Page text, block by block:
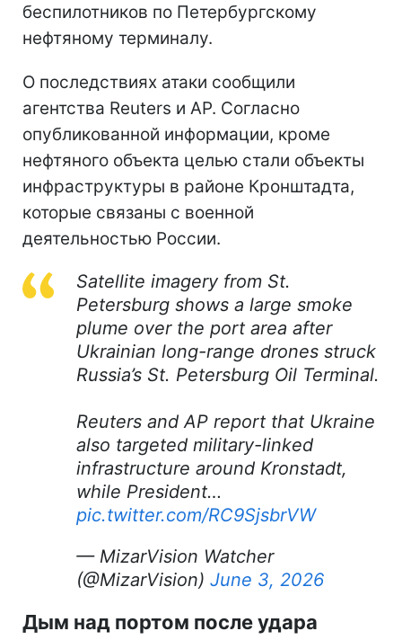
беспилотников по Петербургскому
нефтяному терминалу.
О последствиях атаки сообщили
агентства Reuters и AP. Согласно
опубликованной информации, кроме
нефтяного объекта целью стали объекты
инфраструктуры в районе Кронштадта,
которые связаны с военной
деятельностью России.
Satellite imagery from St.
Petersburg shows a large smoke
plume over the port area after
Ukrainian long-range drones struck
Russia’s St. Petersburg Oil Terminal.
Reuters and AP report that Ukraine
also targeted military-linked
infrastructure around Kronstadt,
while President…
pic.twitter.com/RC9SjsbrVW
— MizarVision Watcher
(@MizarVision) June 3, 2026
Дым над портом после удара